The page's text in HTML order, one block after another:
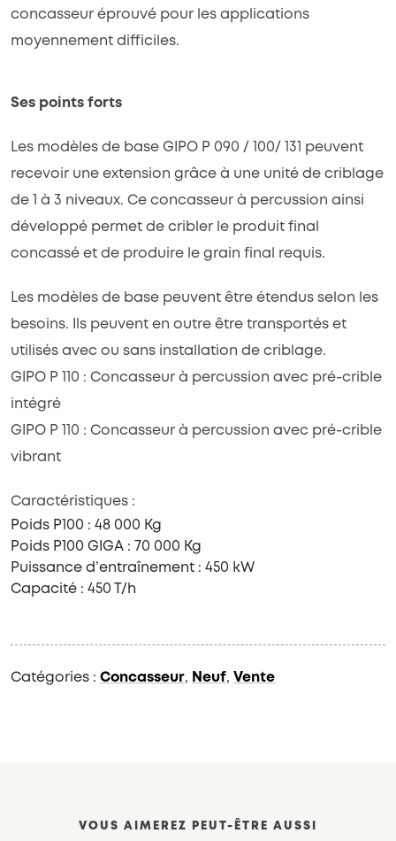
concasseur éprouvé pour les applications
moyennement difficiles.
Ses points forts
Les modèles de base GIPO P 090 / 100/ 131 peuvent
recevoir une extension grâce à une unité de criblage
de 1 à 3 niveaux. Ce concasseur à percussion ainsi
développé permet de cribler le produit final
concassé et de produire le grain final requis.
Les modèles de base peuvent être étendus selon les
besoins. Ils peuvent en outre être transportés et
utilisés avec ou sans installation de criblage.
GIPO P 110 : Concasseur à percussion avec pré-crible
intégré
GIPO P 110 : Concasseur à percussion avec pré-crible
vibrant
Caractéristiques :
Poids P100 : 48 000 Kg
Poids P100 GIGA : 70 000 Kg
Puissance d’entraînement : 450 kW
Capacité : 450 T/h
Catégories : Concasseur, Neuf, Vente
VOUS AIMEREZ PEUT-ÊTRE AUSSI